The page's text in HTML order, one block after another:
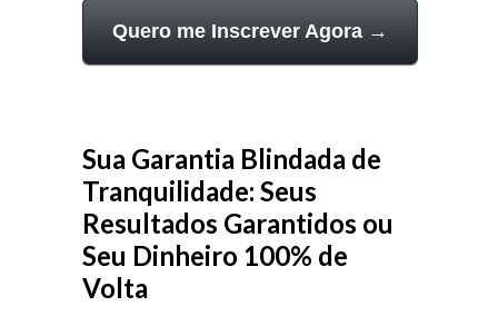
Quero me Inscrever Agora →
Sua Garantia Blindada de
Tranquilidade: Seus
Resultados Garantidos ou
Seu Dinheiro 100% de
Volta